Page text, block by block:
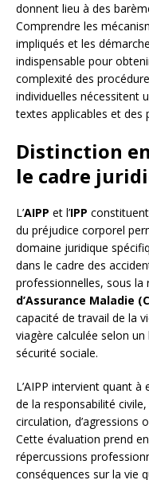
donnent lieu à des
Comprendre les
impliqués et les
indispensable pour
complexité des
individuelles nécessitent
textes applicables et des
Distinction
le cadre
L’AIPP et l’IPP
du préjudice corporel
domaine juridique
dans le cadre des
professionnelles, sous la
d’Assurance Maladie
capacité de travail de la
viagère calculée selon
sécurité sociale.
L’AIPP intervient quant
de la responsabilité
circulation, d’agressions
Cette évaluation prend
répercussions
conséquences sur la vie